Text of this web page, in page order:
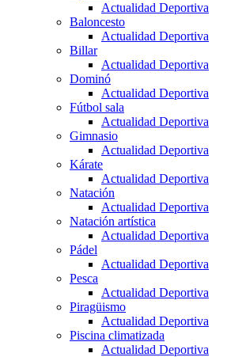
Actualidad Deportiva
Baloncesto
Actualidad Deportiva
Billar
Actualidad Deportiva
Dominó
Actualidad Deportiva
Fútbol sala
Actualidad Deportiva
Gimnasio
Actualidad Deportiva
Kárate
Actualidad Deportiva
Natación
Actualidad Deportiva
Natación artística
Actualidad Deportiva
Pádel
Actualidad Deportiva
Pesca
Actualidad Deportiva
Piragüismo
Actualidad Deportiva
Piscina climatizada
Actualidad Deportiva